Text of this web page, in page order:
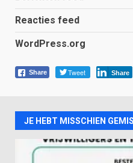
Reacties feed
WordPress.org
Share Tweet Share
JE HEBT MISSCHIEN